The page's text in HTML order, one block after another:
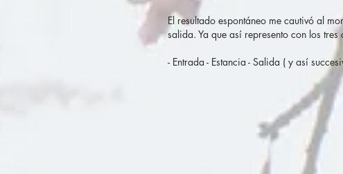
El resultado espontáneo me cautivó al
salida. Ya que así represento con los
- Entrada - Estancia - Salida ( y así